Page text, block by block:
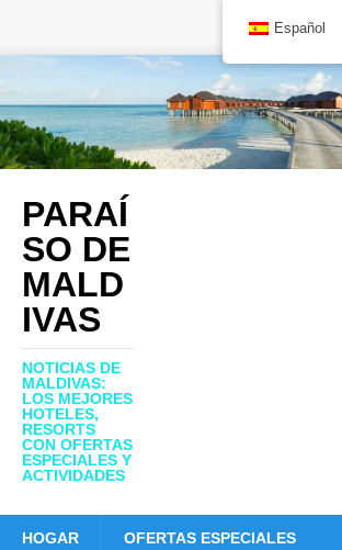
PARAÍ
SO DE
MALD
IVAS
NOTICIAS DE
MALDIVAS:
LOS MEJORES
HOTELES,
RESORTS
CON OFERTAS
ESPECIALES Y
ACTIVIDADES
HOGAR OFERTAS ESPECIALES
Español